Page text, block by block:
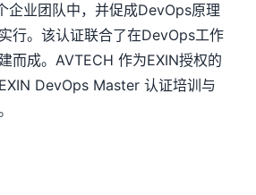
企业团队中，并促成DevOps原理
行。该认证联合了在DevOps工作
而成。AVTECH 作为EXIN授权的
DevOps Master 认证培训与